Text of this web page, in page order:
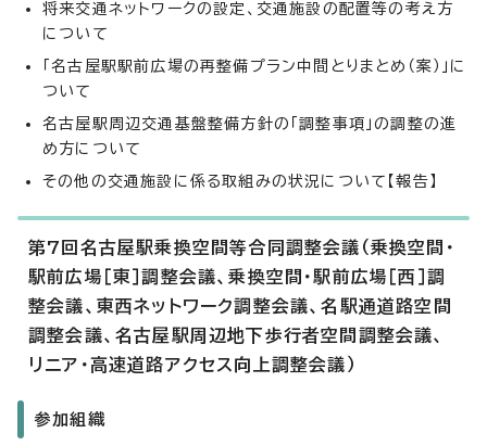
将来交通ネットワークの設定、交通施設の配置等の考え方
について
「名古屋駅駅前広場の再整備プラン中間とりまとめ（案）」に
ついて
名古屋駅周辺交通基盤整備方針の「調整事項」の調整の進
め方について
その他の交通施設に係る取組みの状況について【報告】
第7回名古屋駅乗換空間等合同調整会議（乗換空間・
駅前広場［東］調整会議、乗換空間・駅前広場［西］調
整会議、東西ネットワーク調整会議、名駅通道路空間
調整会議、名古屋駅周辺地下歩行者空間調整会議、
リニア・高速道路アクセス向上調整会議）
参加組織